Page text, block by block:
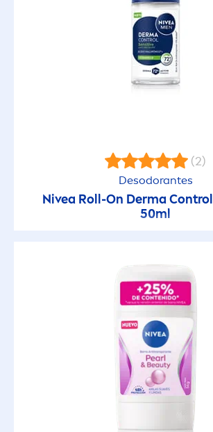
(2)
Desodorantes
NiveaRoll-On Derma Control
50ml